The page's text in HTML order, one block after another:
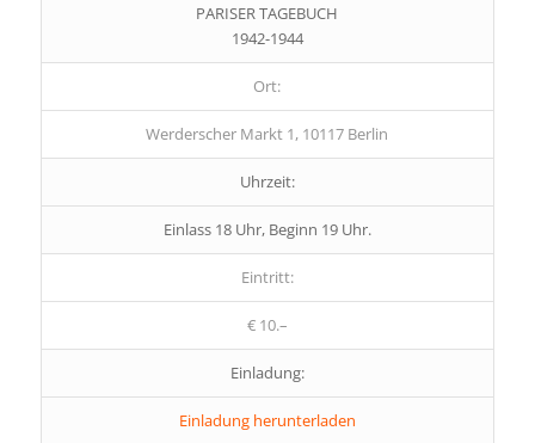
PARISER TAGEBUCH
1942-1944
Ort:
Werderscher Markt 1, 10117 Berlin
Uhrzeit:
Einlass 18 Uhr, Beginn 19 Uhr.
Eintritt:
€ 10.–
Einladung:
Einladung herunterladen